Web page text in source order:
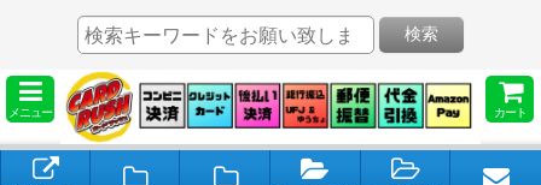
メニュー カート
検索